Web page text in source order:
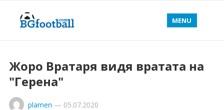
MENU
Жоро Вратаря видя вратата на
"Герена"
plamen — 05.07.2020